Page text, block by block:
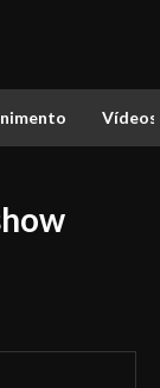
Vídeos